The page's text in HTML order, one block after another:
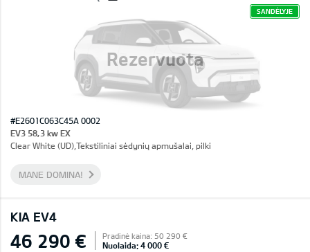
Rezervuota
SANDĖLYJE
#E2601C063C45A 0002
EV3 58,3 kw EX
Clear White (UD),Tekstiliniai sėdynių apmušalai, pilki
MANE DOMINA!
KIA EV4
46 290 € Pradinė kaina: 50 290 €
Nuolaida: 4 000 €